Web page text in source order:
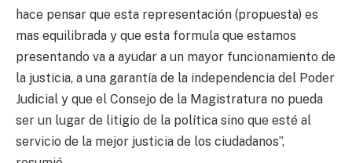
hace pensar que esta representación (propuesta) es
mas equilibrada y que esta formula que estamos
presentando va a ayudar a un mayor funcionamiento de
la justicia, a una garantía de la independencia del Poder
Judicial y que el Consejo de la Magistratura no pueda
ser un lugar de litigio de la política sino que esté al
servicio de la mejor justicia de los ciudadanos”,